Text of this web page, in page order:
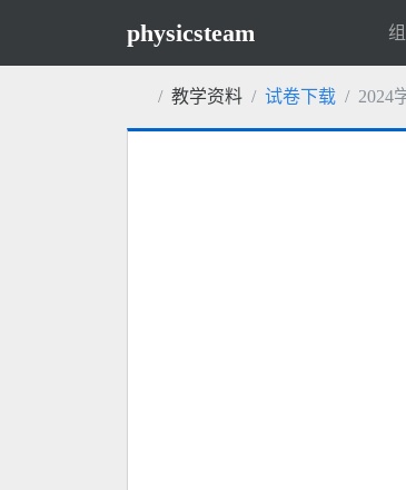
physicsteam
教学资料 试卷下载 2024